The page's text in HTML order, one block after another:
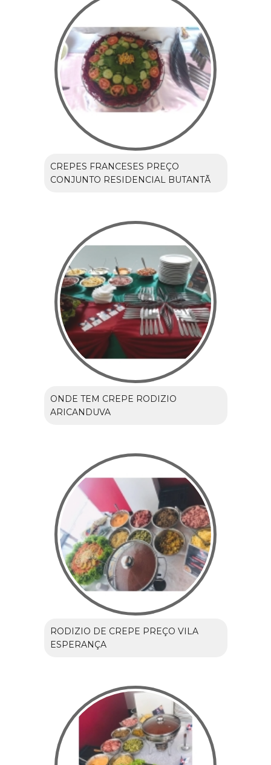
CREPES FRANCESES PREÇO
CONJUNTO RESIDENCIAL BUTANTÃ
ONDE TEM CREPE RODIZIO
ARICANDUVA
RODIZIO DE CREPE PREÇO VILA
ESPERANÇA